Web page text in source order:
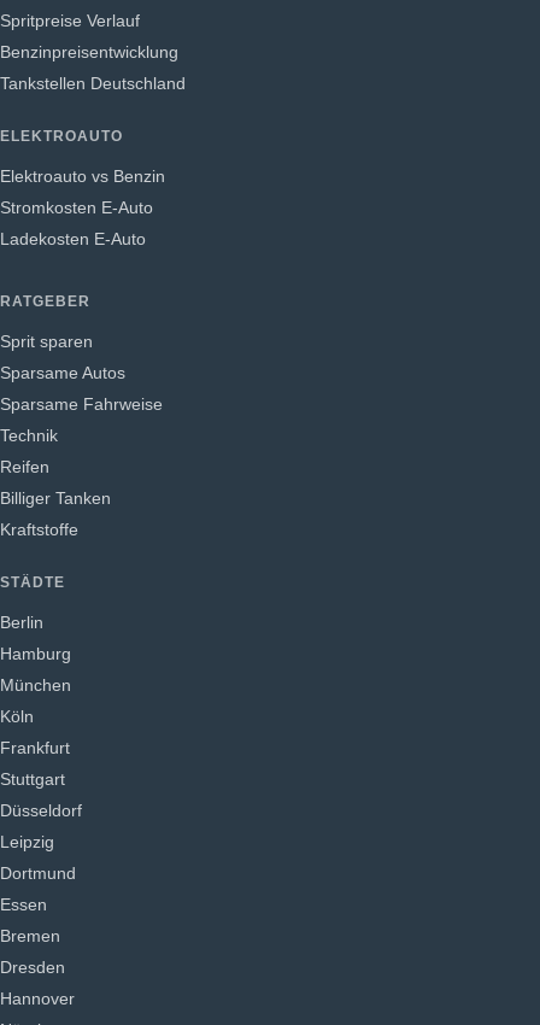
Spritpreise Verlauf
Benzinpreisentwicklung
Tankstellen Deutschland
ELEKTROAUTO
Elektroauto vs Benzin
Stromkosten E-Auto
Ladekosten E-Auto
RATGEBER
Sprit sparen
Sparsame Autos
Sparsame Fahrweise
Technik
Reifen
Billiger Tanken
Kraftstoffe
STÄDTE
Berlin
Hamburg
München
Köln
Frankfurt
Stuttgart
Düsseldorf
Leipzig
Dortmund
Essen
Bremen
Dresden
Hannover